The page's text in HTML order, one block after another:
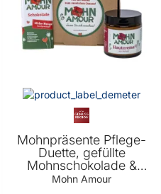
Mohnpräsente Pflege-
Duette, gefüllte
Mohnschokolade &
Mohnöl- Hautcreme
Mohn Amour